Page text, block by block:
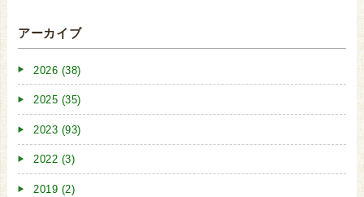
アーカイブ
2026 (38)
2025 (35)
2023 (93)
2022 (3)
2019 (2)